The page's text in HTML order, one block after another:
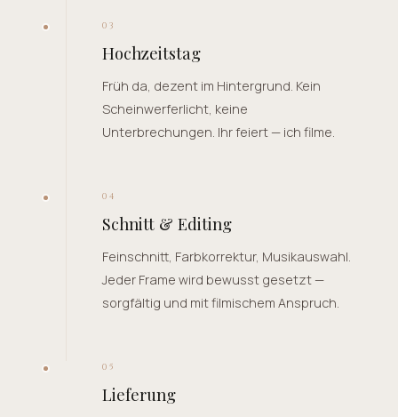
03
Hochzeitstag
Früh da, dezent im Hintergrund. Kein
Scheinwerferlicht, keine
Unterbrechungen. Ihr feiert — ich filme.
04
Schnitt & Editing
Feinschnitt, Farbkorrektur, Musikauswahl.
Jeder Frame wird bewusst gesetzt —
sorgfältig und mit filmischem Anspruch.
05
Lieferung